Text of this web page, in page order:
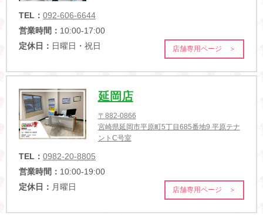
TEL： 092-606-6644
営業時間： 10:00-17:00
定休日： 日曜日・祝日 店舗専用ページ ＞
延岡店
〒882-0866
宮崎県延岡市平原町5丁目685番地9 平原テナ
ントC号室
TEL： 0982-20-8805
営業時間： 10:00-19:00
定休日： 月曜日 店舗専用ページ ＞